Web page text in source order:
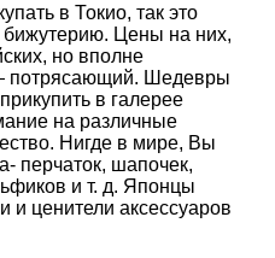
в Токио, так это
Цены на них,
но вполне
потрясающий. Шедевры
в галерее
на различные
Нигде в мире, Вы
перчаток, шапочек,
и т. д. Японцы
ценители аксессуаров